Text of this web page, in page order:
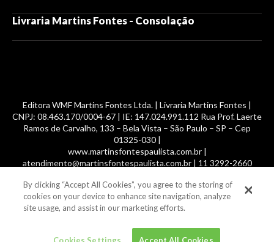
Livraria Martins Fontes - Consolação
Editora WMF Martins Fontes Ltda. | Livraria Martins Fontes |
CNPJ: 08.463.170/0004-67 | IE: 147.024.991.112 Rua Prof. Laerte
Ramos de Carvalho, 133 – Bela Vista – São Paulo – SP – Cep
01325-030 |
www.martinsfontespaulista.com.br |
atendimento@martinsfontespaulista.com.br | 11 3292-2660
© 2014 -2026, MartinsFontes livros nacionais e importados,
com mais de 700 mil títulos. Todos os direitos reservados.
By clicking “Accept All Cookies”, you agree to the storing of
cookies on your device to enhance site navigation, analyze
site usage, and assist in our marketing efforts.